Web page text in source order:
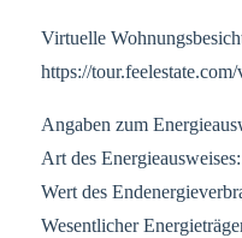
Virtuelle
https://
Angaben zum
Art des
Wert des
Wesentlicher